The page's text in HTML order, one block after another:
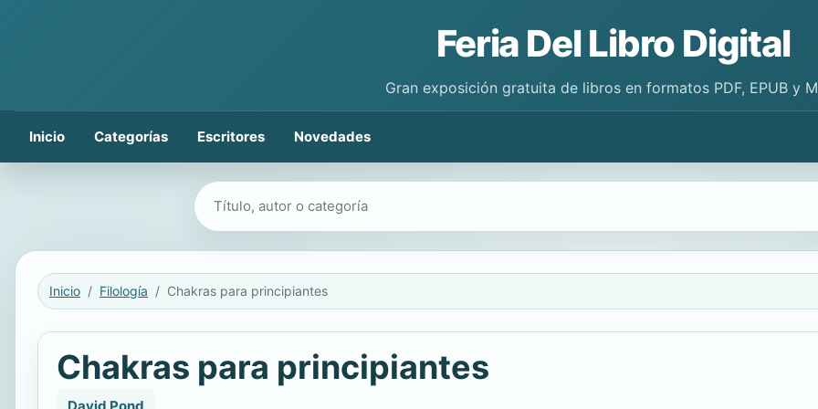
Feria Del Libro Digital
Gran exposición gratuita de libros en formatos PDF, EPUB y
Inicio Categorías Escritores Novedades
Buscar libros
Inicio Filología Chakras para principiantes
Chakras para principiantes